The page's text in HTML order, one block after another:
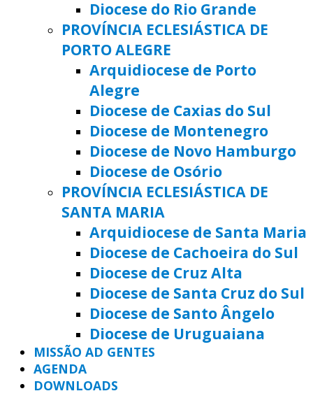
Diocese do Rio Grande
PROVÍNCIA ECLESIÁSTICA DE
PORTO ALEGRE
Arquidiocese de Porto
Alegre
Diocese de Caxias do Sul
Diocese de Montenegro
Diocese de Novo Hamburgo
Diocese de Osório
PROVÍNCIA ECLESIÁSTICA DE
SANTA MARIA
Arquidiocese de Santa Maria
Diocese de Cachoeira do Sul
Diocese de Cruz Alta
Diocese de Santa Cruz do Sul
Diocese de Santo Ângelo
Diocese de Uruguaiana
MISSÃO AD GENTES
AGENDA
DOWNLOADS